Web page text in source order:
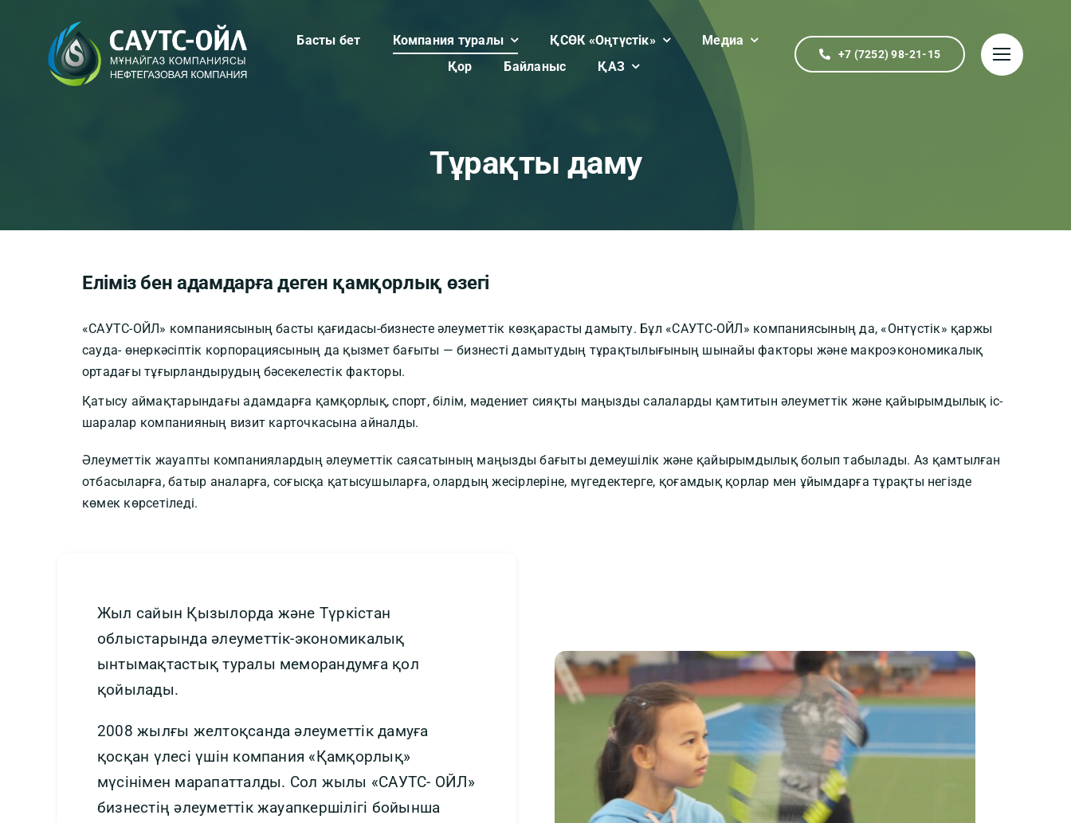
Басты бет Компания туралы ҚСӨК «Оңтүстік»
Медиа
Қор
Байланыс ҚАЗ
+7 (7252) 98-21-15
Тұрақты даму
Еліміз бен адамдарға деген қамқорлық өзегі
«САУТС-ОЙЛ» компаниясының басты қағидасы-бизнесте әлеуметтік көзқарасты дамыту. Бұл «САУТС-ОЙЛ» компаниясының да, «Онтүстік» қаржы
сауда- өнеркәсіптік корпорациясының да қызмет бағыты — бизнесті дамытудың тұрақтылығының шынайы факторы және макроэкономикалық
ортадағы тұғырландырудың бәсекелестік факторы.
Қатысу аймақтарындағы адамдарға қамқорлық, спорт, білім, мәдениет сияқты маңызды салаларды қамтитын әлеуметтік және қайырымдылық іс-
шаралар компанияның визит карточкасына айналды.
Әлеуметтік жауапты компаниялардың әлеуметтік саясатының маңызды бағыты демеушілік және қайырымдылық болып табылады. Аз қамтылған
отбасыларға, батыр аналарға, соғысқа қатысушыларға, олардың жесірлеріне, мүгедектерге, қоғамдық қорлар мен ұйымдарға тұрақты негізде
көмек көрсетіледі.
Жыл сайын Қызылорда және Түркістан
облыстарында әлеуметтік-экономикалық
ынтымақтастық туралы меморандумға қол
қойылады.
2008 жылғы желтоқсанда әлеуметтік дамуға
қосқан үлесі үшін компания «Қамқорлық»
мүсінімен марапатталды. Сол жылы «САУТС- ОЙЛ»
бизнестің әлеуметтік жауапкершілігі бойынша